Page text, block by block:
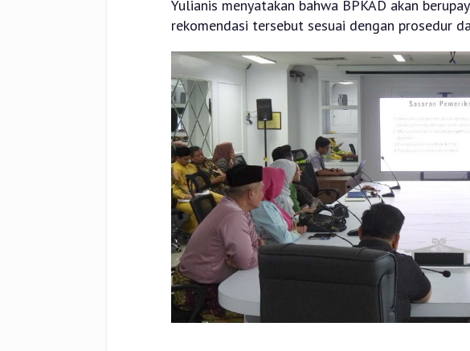
Yulianis menyatakan bahwa BPKAD akan
rekomendasi tersebut sesuai dengan prosedur